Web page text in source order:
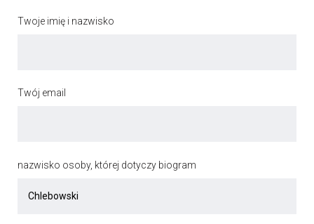
Twoje imię i nazwisko
Twój email
nazwisko osoby, której dotyczy biogram